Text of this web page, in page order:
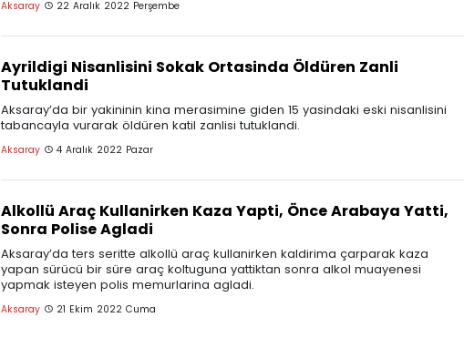
Aksaray 22 Aralık 2022 Perşembe
Ayrildigi Nisanlisini Sokak Ortasinda Öldüren Zanli
Tutuklandi
Aksaray’da bir yakininin kina merasimine giden 15 yasindaki eski nisanlisini
tabancayla vurarak öldüren katil zanlisi tutuklandi.
Aksaray 4 Aralık 2022 Pazar
Alkollü Araç Kullanirken Kaza Yapti, Önce Arabaya Yatti,
Sonra Polise Agladi
Aksaray’da ters seritte alkollü araç kullanirken kaldirima çarparak kaza
yapan sürücü bir süre araç koltuguna yattiktan sonra alkol muayenesi
yapmak isteyen polis memurlarina agladi.
Aksaray 21 Ekim 2022 Cuma